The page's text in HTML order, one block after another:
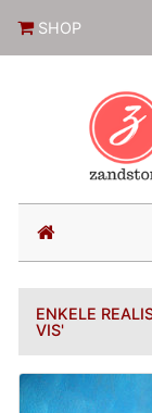
SHOP
(current)
ENKELE
VIS'